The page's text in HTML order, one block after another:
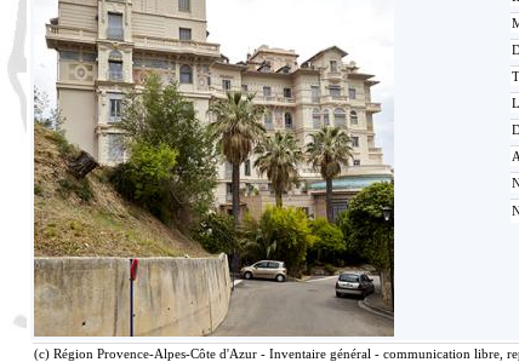
(c) Région Provence-Alpes-Côte d'Azur - Inventaire général - communication libre,